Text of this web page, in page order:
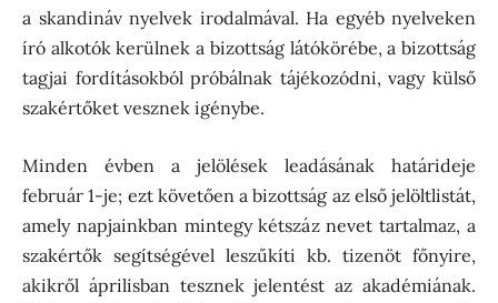
a skandináv nyelvek irodalmával. Ha egyéb nyelveken
író alkotók kerülnek a bizottság látókörébe, a bizottság
tagjai fordításokból próbálnak tájékozódni, vagy külső
szakértőket vesznek igénybe.
Minden évben a jelölések leadásának határideje
február 1-je; ezt követően a bizottság az első jelöltlistát,
amely napjainkban mintegy kétszáz nevet tartalmaz, a
szakértők segítségével leszűkíti kb. tizenöt főnyire,
akikről áprilisban tesznek jelentést az akadémiának.